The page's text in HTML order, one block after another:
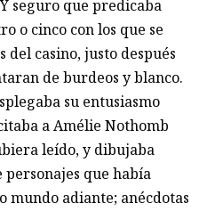
seguro que predicaba
o cinco con los que se
del casino, justo después
de burdeos y blanco.
su entusiasmo
a Amélie Nothomb
leído, y dibujaba
personajes que había
mundo adiante; anécdotas